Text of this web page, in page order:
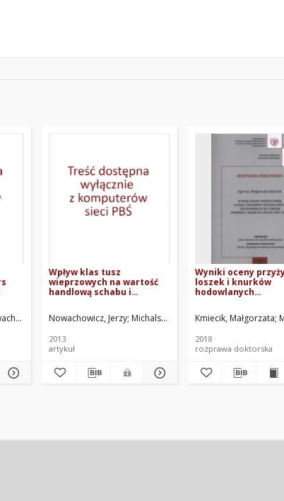
Bucek, Tomasz Wasilewski, Przemysław Dariusz Michalska, Grażyna.
Jerzy Bucek, Tomasz Wasilewski, Przemysław Dariusz
Wpływ klas tusz
wieprzowych na wartość
handlową schabu i
Nowachowicz, Jerzy Michalska, Grażyna Bucek, Tomasz
2013
artykuł
Wyniki oceny
loszek i knurków
hodowlanych
Pomorza i Kujaw w
2007-2015
Kmiecik, Małgorzata
2018
rozprawa doktorska